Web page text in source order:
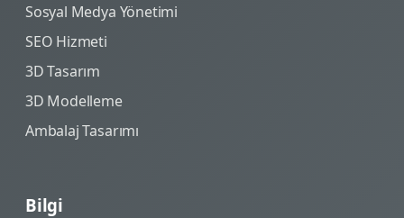
Sosyal Medya Yönetimi
SEO Hizmeti
3D Tasarım
3D Modelleme
Ambalaj Tasarımı
Bilgi